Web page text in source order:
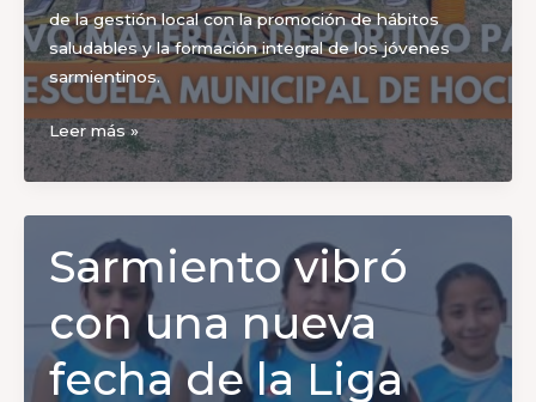
de la gestión local con la promoción de hábitos
saludables y la formación integral de los jóvenes
sarmientinos.
Escuela
de
Hockey
Leer más »
Sarmiento vibró
con una nueva
fecha de la Liga